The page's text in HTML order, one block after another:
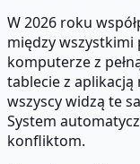
W 2026 roku
między
komputerze z
tablecie z
wszyscy widzą te
System
konfliktom.